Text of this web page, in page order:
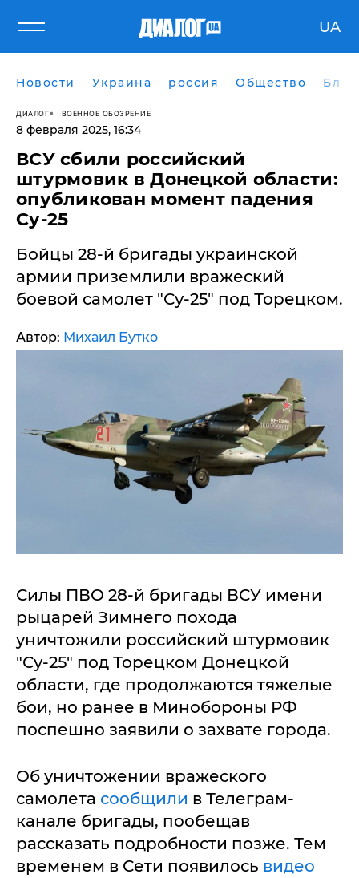
UA
Новости Украина россия Общество
ДИАЛОГ ВОЕННОЕ ОБОЗРЕНИЕ
8 февраля 2025, 16:34
ВСУ сбили российский
штурмовик в Донецкой области:
опубликован момент падения
Су-25
Бойцы 28-й бригады украинской
армии приземлили вражеский
боевой самолет "Су-25" под Торецком.
Автор: Михаил Бутко
Силы ПВО 28-й бригады ВСУ имени
рыцарей Зимнего похода
уничтожили российский штурмовик
"Су-25" под Торецком Донецкой
области, где продолжаются тяжелые
бои, но ранее в Минобороны РФ
поспешно заявили о захвате города.
Об уничтожении вражеского
самолета сообщили в Телеграм-
канале бригады, пообещав
рассказать подробности позже. Тем
временем в Сети появилось видео